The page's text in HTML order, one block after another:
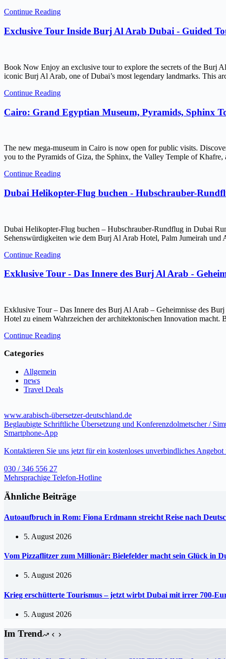
Continue Reading
Exclusive Tour Inside Burj Al Arab Dubai - Guided
Book Now Enjoy an exclusive tour to explore the secrets of the Burj
iconic Burj Al Arab, one of Dubai’s most legendary landmarks. This
Continue Reading
Cairo: Grand Egyptian Museum, Pyramids, Sphinx
The new mega-museum in Cairo is now open for public visits.
you to the Pyramids of Giza, the Sphinx, the Valley Temple of
Continue Reading
Dubai Helikopter-Flug buchen - Hubschrauber-
Dubai Helikopter-Flug buchen – Hubschrauber-Rundflug in Dubai
Sehenswürdigkeiten wie dem Burj Al Arab Hotel, Palm Jumeirah und
Continue Reading
Exklusive Tour - Das Innere des Burj Al Arab -
Exklusive Tour – Das Innere des Burj Al Arab – Geheimnisse des
Hotel zu einem Wahrzeichen der architektonischen Innovation
Continue Reading
Categories
Allgemein
news
Travel Deals
www.arabisch-übersetzer-deutschland.de
Beglaubigte Schriftliche Übersetzung und Konferenzdolmetscher /
Smartphone-App
Kontaktieren Sie uns jetzt für ein kostenloses unverbindliches
030 / 346 556 27
Mehrsprachige Telefon-Hotline
Ähnliche Beiträge
Autoaufbruch in Rom: Fiona Erdmann streicht Reise nach
5. August 2026
Vom Pizzaflitzer zum Millionär: Bielefelder macht sein Glück in
5. August 2026
Krieg erschütterte Tourismus – jetzt wirbt Dubai mit irrer 700-
5. August 2026
Im Trend